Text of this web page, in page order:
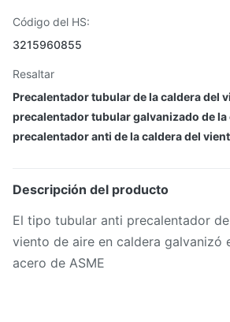
Código del HS:
3215960855
Resaltar
Precalentador tubular de la caldera del
precalentador tubular galvanizado de la
precalentador anti de la caldera del
Descripción del producto
El tipo tubular anti precalentador
viento de aire en caldera galvanizó
acero de ASME